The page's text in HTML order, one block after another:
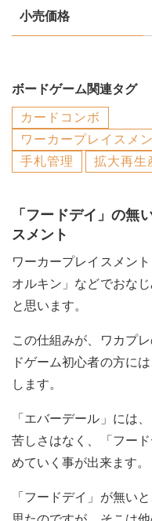
小売価格
ボードゲーム関連タグ
カードコンボ
ワーカープレイスメ
手札管理
拡大再生
「フードデイ」の無
スメント
ワーカープレイスメン
オルキン」などでおな
と思います。
この仕組みが、ワカプ
ドゲーム初心者の方に
します。
「エバーデール」には
苦しさはなく、「フー
めていく事が出来ます。
「フードデイ」が無い